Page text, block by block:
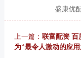
盛康优
上一篇： 联富配资 百
为“最令人激动的应